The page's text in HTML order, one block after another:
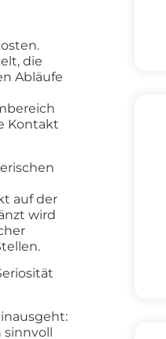
die
Abläufe
Kontakt
auf der
wird
sinnvoll